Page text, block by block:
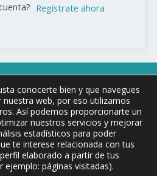
Regístrate ahora
y condiciones de uso
de privacidad
de Cookies
conocerte bien y que navegues
web, por eso utilizamos
Así podemos proporcionarte un
nuestros servicios y mejorar
estadísticos para poder
te interese relacionada con tus
elaborado a partir de tus
ejemplo: páginas visitadas).